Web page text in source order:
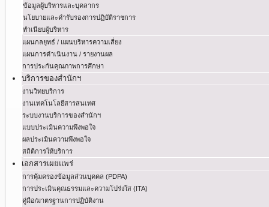
ข้อมูลผู้บริหารและบุคลากร
นโยบายและคำรับรองการปฏิบัติราชการ
ทำเนียบผู้บริหาร
แผนกลยุทธ์ / แผนบริหารความเสี่ยง
แผนการดำเนินงาน / รายงานผล
การประกันคุณภาพการศึกษา
บริการของสำนักฯ
งานวิทยบริการ
งานเทคโนโลยีสารสนเทศ
ระบบงานบริการของสำนักฯ
แบบประเมินความพึงพอใจ
ผลประเมินความพึงพอใจ
สถิติการให้บริการ
เอกสารเผยแพร่
การคุ้มครองข้อมูลส่วนบุคคล (PDPA)
การประเมินคุณธรรมและความโปร่งใส (ITA)
คู่มือ/มาตรฐานการปฏิบัติงาน